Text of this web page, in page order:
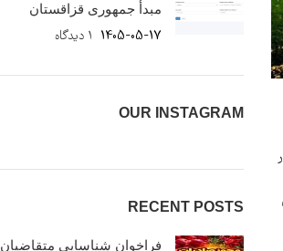
مبدأ جمهوری قزاقستان
1405-05-17 ۱ دیدگاه
OUR INSTAGRAM
RECENT POSTS
فراخوان شناسایی متقاضیان